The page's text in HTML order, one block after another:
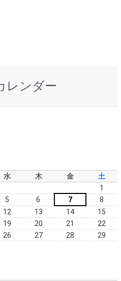
レンダー
水 木 金
土
1
5 6 7
8
12 13 14
15
19 20 21
22
26 27 28
29